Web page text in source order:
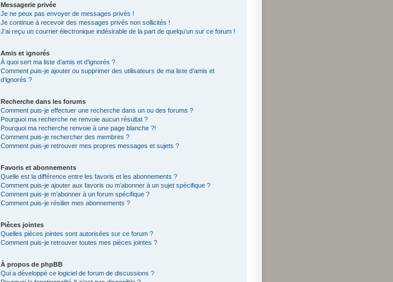
Messagerie privée
Je ne peux pas envoyer de messages privés !
Je continue à recevoir des messages privés non sollicités !
J’ai reçu un courrier électronique indésirable de la part de quelqu’un sur ce forum !
Amis et ignorés
À quoi sert ma liste d’amis et d’ignorés ?
Comment puis-je ajouter ou supprimer des utilisateurs de ma liste d’amis et
d’ignorés ?
Recherche dans les forums
Comment puis-je effectuer une recherche dans un ou des forums ?
Pourquoi ma recherche ne renvoie aucun résultat ?
Pourquoi ma recherche renvoie à une page blanche ?!
Comment puis-je rechercher des membres ?
Comment puis-je retrouver mes propres messages et sujets ?
Favoris et abonnements
Quelle est la différence entre les favoris et les abonnements ?
Comment puis-je ajouter aux favoris ou m’abonner à un sujet spécifique ?
Comment puis-je m’abonner à un forum spécifique ?
Comment puis-je résilier mes abonnements ?
Pièces jointes
Quelles pièces jointes sont autorisées sur ce forum ?
Comment puis-je retrouver toutes mes pièces jointes ?
À propos de phpBB
Qui a développé ce logiciel de forum de discussions ?